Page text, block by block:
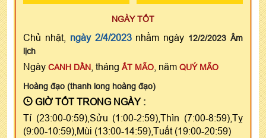
NGÀY TỐT
Chủ nhật, ngày 2/4/2023nhằm ngày 12/2/2023 Âm
lịch
Ngày CANH DẦN , tháng ẤT MÃO , năm QUÝ MÃO
Hoàng đạo (thanh long hoàng đạo)
GIỜ TỐT TRONG NGÀY :
Tí (23:00-0:59),Sửu (1:00-2:59),Thìn (7:00-8:59),Tỵ
(9:00-10:59),Mùi (13:00-14:59),Tuất (19:00-20:59)